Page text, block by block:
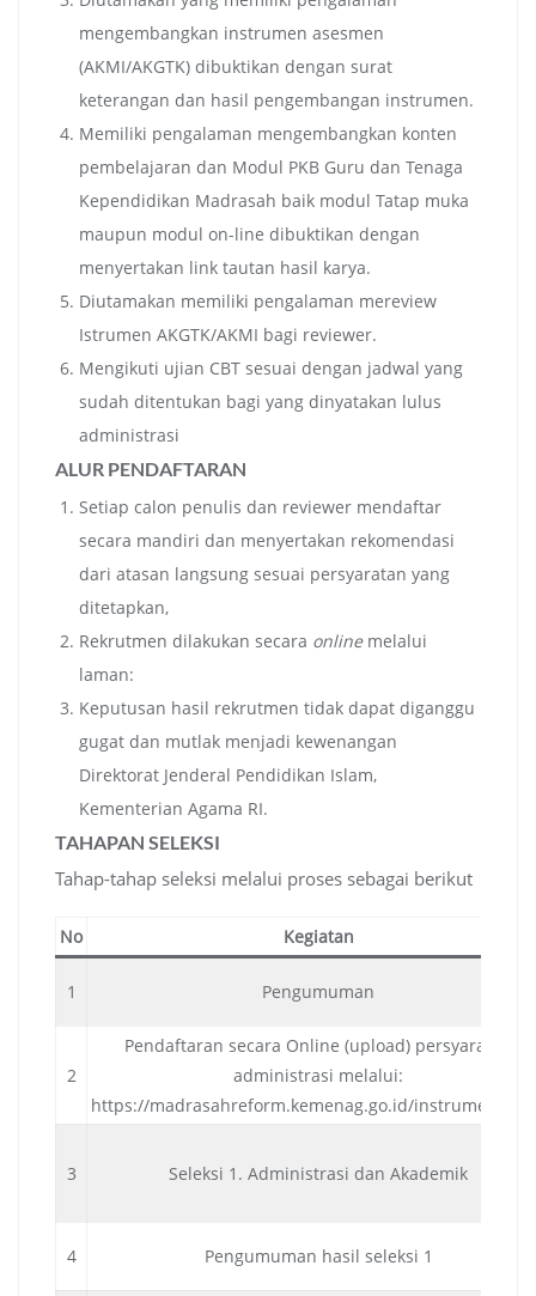
mengembangkan instrumen asesmen
(AKMI/AKGTK) dibuktikan dengan surat
keterangan dan hasil pengembangan instrumen.
Memiliki pengalaman mengembangkan konten
pembelajaran dan Modul PKB Guru dan Tenaga
Kependidikan Madrasah baik modul Tatap muka
maupun modul on-line dibuktikan dengan
menyertakan link tautan hasil karya.
Diutamakan memiliki pengalaman mereview
Istrumen AKGTK/AKMI bagi reviewer.
Mengikuti ujian CBT sesuai dengan jadwal yang
sudah ditentukan bagi yang dinyatakan lulus
administrasi
ALUR PENDAFTARAN
Setiap calon penulis dan reviewer mendaftar
secara mandiri dan menyertakan rekomendasi
dari atasan langsung sesuai persyaratan yang
ditetapkan,
Rekrutmen dilakukan secara online melalui
laman:
Keputusan hasil rekrutmen tidak dapat diganggu
gugat dan mutlak menjadi kewenangan
Direktorat Jenderal Pendidikan Islam,
Kementerian Agama RI.
TAHAPAN SELEKSI
Tahap-tahap seleksi melalui proses sebagai berikut
No Kegiatan
1 Pengumuman
2
Pendaftaran secara Online (upload) persyaratan
administrasi melalui:
https://madrasahreform.kemenag.go.id/
3 Seleksi 1. Administrasi dan Akademik
4 Pengumuman hasil seleksi 1